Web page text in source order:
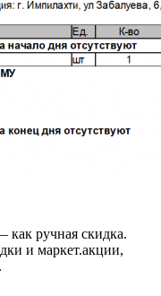
ручная скидка.
и маркет.акции,